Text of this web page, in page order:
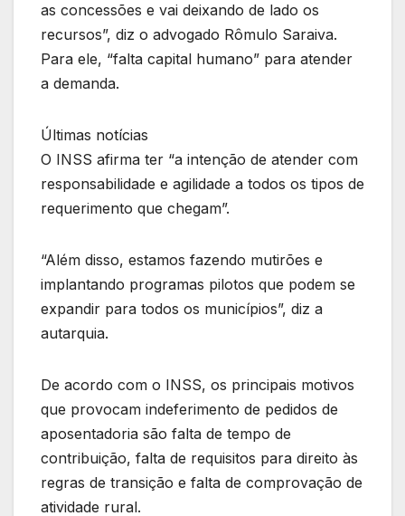
as concessões e vai deixando de lado os
recursos”, diz o advogado Rômulo Saraiva.
Para ele, “falta capital humano” para atender
a demanda.
Últimas notícias
O INSS afirma ter “a intenção de atender com
responsabilidade e agilidade a todos os tipos de
requerimento que chegam”.
“Além disso, estamos fazendo mutirões e
implantando programas pilotos que podem se
expandir para todos os municípios”, diz a
autarquia.
De acordo com o INSS, os principais motivos
que provocam indeferimento de pedidos de
aposentadoria são falta de tempo de
contribuição, falta de requisitos para direito às
regras de transição e falta de comprovação de
atividade rural.